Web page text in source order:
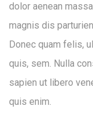
dolor aenean
magnis dis
Donec quam felis,
quis, sem. Nulla
sapien ut libero
quis enim.